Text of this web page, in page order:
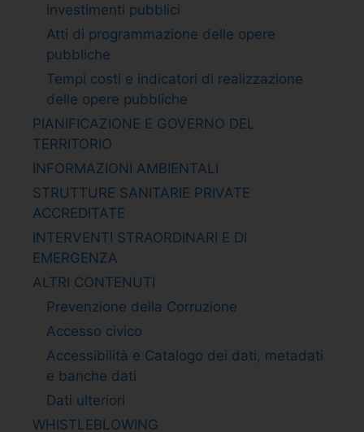
investimenti pubblici
Atti di programmazione delle opere
pubbliche
Tempi costi e indicatori di realizzazione
delle opere pubbliche
PIANIFICAZIONE E GOVERNO DEL
TERRITORIO
INFORMAZIONI AMBIENTALI
STRUTTURE SANITARIE PRIVATE
ACCREDITATE
INTERVENTI STRAORDINARI E DI
EMERGENZA
ALTRI CONTENUTI
Prevenzione della Corruzione
Accesso civico
Accessibilità e Catalogo dei dati, metadati
e banche dati
Dati ulteriori
WHISTLEBLOWING